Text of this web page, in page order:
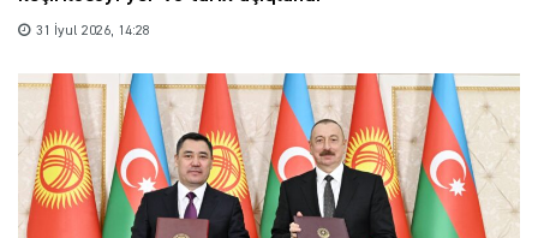
31 İyul 2026, 14:28